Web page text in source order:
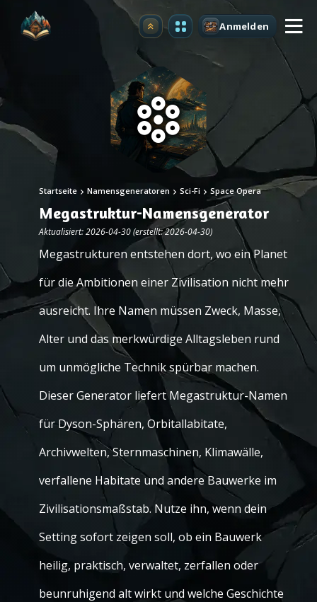
Upgrade Anmelden
Startseite Namensgeneratoren Sci-Fi Space Opera
Megastruktur-Namensgenerator
Aktualisiert: 2026-04-30 (erstellt: 2026-04-30)
Megastrukturen entstehen dort, wo ein Planet
für die Ambitionen einer Zivilisation nicht mehr
ausreicht. Ihre Namen müssen Zweck, Masse,
Alter und das merkwürdige Alltagsleben rund
um unmögliche Technik spürbar machen.
Dieser Generator liefert Megastruktur-Namen
für Dyson-Sphären, Orbitallabitate,
Archivwelten, Sternmaschinen, Klimawälle,
verfallene Habitate und andere Bauwerke im
Zivilisationsmaßstab. Nutze ihn, wenn dein
Setting sofort zeigen soll, ob ein Bauwerk
heilig, praktisch, verwaltet, zerfallen oder
beunruhigend alt wirkt und welche Geschichte